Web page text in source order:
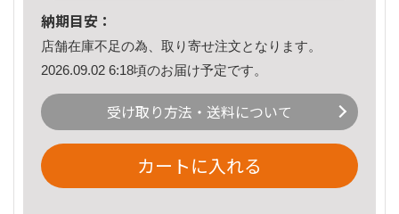
納期目安：
店舗在庫不足の為、取り寄せ注文となります。
2026.09.02 6:18頃のお届け予定です。
受け取り方法・送料について
カートに入れる